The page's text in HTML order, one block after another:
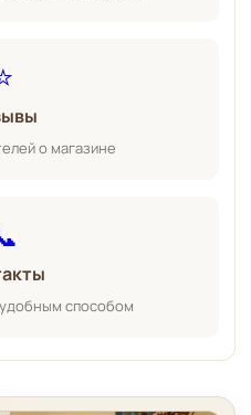
о магазине
способом